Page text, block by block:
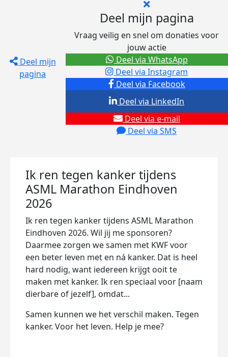
Deel mijn
pagina
Deel mijn pagina
Vraag veilig en snel om donaties voor
jouw actie
Deel via Facebook
Deel via Instagram
Deel via e-mail
Deel via SMS
Deel via LinkedIn
Deel via WhatsApp
Ik ren tegen kanker tijdens
ASML Marathon Eindhoven
2026
Ik ren tegen kanker tijdens ASML Marathon
Eindhoven 2026. Wil jij me sponsoren?
Daarmee zorgen we samen met KWF voor
een beter leven met en ná kanker. Dat is heel
hard nodig, want iedereen krijgt ooit te
maken met kanker. Ik ren speciaal voor [naam
dierbare of jezelf], omdat...
Samen kunnen we het verschil maken. Tegen
kanker. Voor het leven. Help je mee?